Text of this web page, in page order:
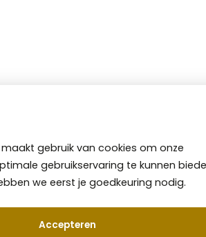
maakt gebruik van cookies om onze
gebruikservaring te kunnen
we eerst je goedkeuring nodig.
Accepteren